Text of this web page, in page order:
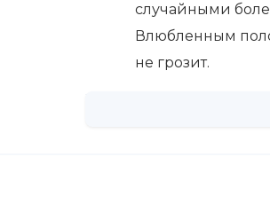
случайными
Влюбленным
не грозит.